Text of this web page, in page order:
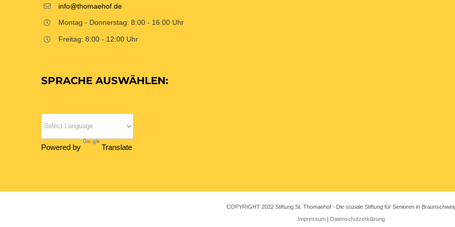
info@thomaehof.de
Montag - Donnerstag: 8:00 - 16:00 Uhr
Freitag: 8:00 - 12:00 Uhr
SPRACHE AUSWÄHLEN:
Powered by Translate
COPYRIGHT 2022 Stiftung St. Thomaehof - Die soziale Stiftung für Senioren in
Impressum | Datenschutzerklärung